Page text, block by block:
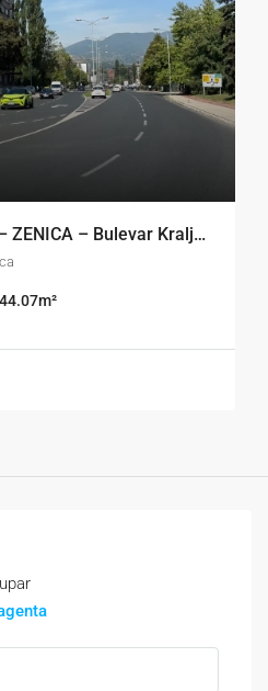
Jednoiposoban stan – ZENICA – Bulevar Kralja Tvrtka
44.07m²